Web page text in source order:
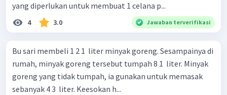
yang diperlukan untuk membuat 1 celana p...
4 3.0 Jawaban terverifikasi
Bu sari membeli 1 2 1 ​ liter minyak goreng. Sesampainya di
rumah, minyak goreng tersebut tumpah 8 1 ​ liter. Minyak
goreng yang tidak tumpah, ia gunakan untuk memasak
sebanyak 4 3 ​ liter. Keesokan h...